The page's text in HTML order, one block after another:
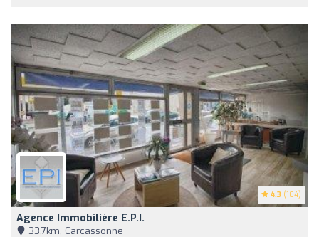
4.3 (104)
Agence Immobilière E.P.I.
33,7km, Carcassonne